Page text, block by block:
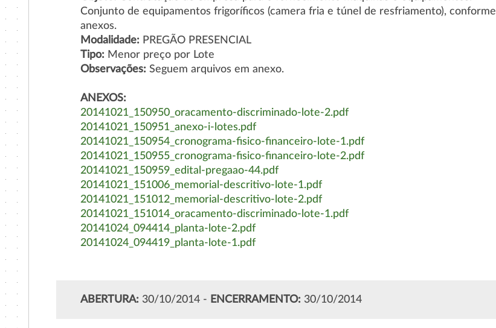
Conjunto de equipamentos frigoríficos (camera fria e túnel de resfriamento), conforme
anexos.
Modalidade:PREGÃO PRESENCIAL
Tipo:Menor preço por Lote
Observações:Seguem arquivos em anexo.
ANEXOS:
20141021_150950_oracamento-discriminado-lote-2.pdf
20141021_150951_anexo-i-lotes.pdf
20141021_150954_cronograma-fisico-financeiro-lote-1.pdf
20141021_150955_cronograma-fisico-financeiro-lote-2.pdf
20141021_150959_edital-pregaao-44.pdf
20141021_151006_memorial-descritivo-lote-1.pdf
20141021_151012_memorial-descritivo-lote-2.pdf
20141021_151014_oracamento-discriminado-lote-1.pdf
20141024_094414_planta-lote-2.pdf
20141024_094419_planta-lote-1.pdf
ABERTURA:30/10/2014 - ENCERRAMENTO:30/10/2014